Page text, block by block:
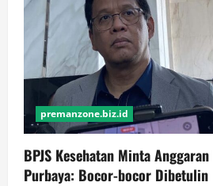
premanzone.biz.id
BPJS Kesehatan Minta
Purbaya: Bocor-bocor Dibetulin